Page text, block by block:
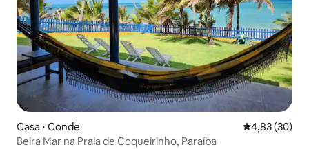
Casa ⋅ Conde 4,83 de uma
4,83 (30)
Beira Mar na Praia de Coqueirinho, Paraíba